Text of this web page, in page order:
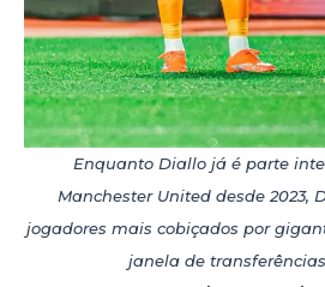
Enquanto Diallo já é parte
Manchester United desde 2023,
jogadores mais cobiçados por
janela de transferências